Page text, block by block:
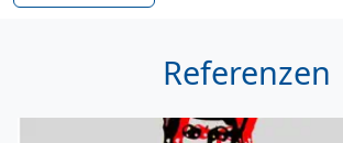
Referenzen